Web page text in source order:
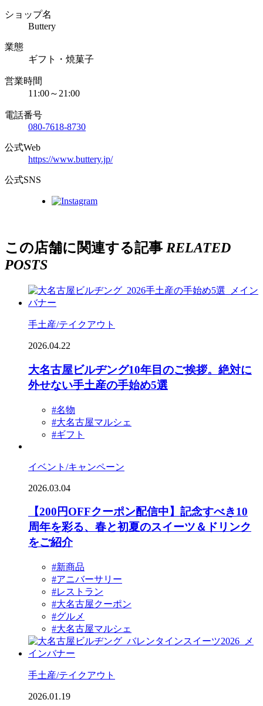
ショップ名
Buttery
業態
ギフト・焼菓子
営業時間
11:00～21:00
電話番号
080-7618-8730
公式Web
https://www.buttery.jp/
公式SNS
この店舗に関連する記事 RELATED
POSTS
手土産/テイクアウト
2026.04.22
大名古屋ビルヂング10年目のご挨拶。絶対に
外せない手土産の手始め5選
#名物
#大名古屋マルシェ
#ギフト
イベント/キャンペーン
2026.03.04
【200円OFFクーポン配信中】記念すべき10
周年を彩る、春と初夏のスイーツ＆ドリンク
をご紹介
#新商品
#アニバーサリー
#レストラン
#大名古屋クーポン
#グルメ
#大名古屋マルシェ
手土産/テイクアウト
2026.01.19